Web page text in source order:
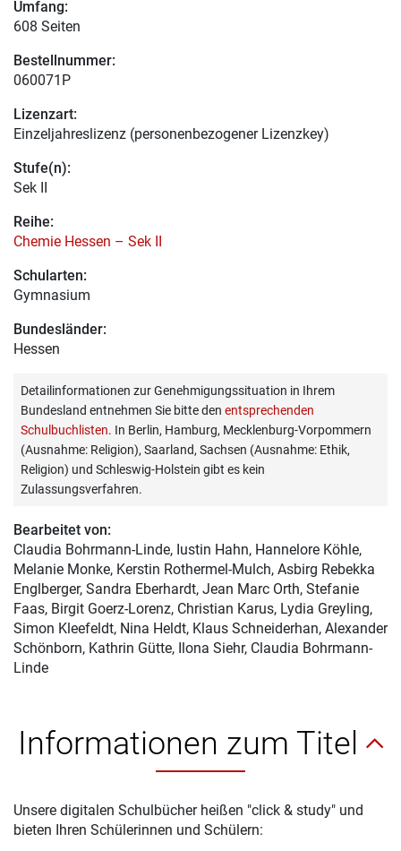
Umfang:
608 Seiten
Bestellnummer:
060071P
Lizenzart:
Einzeljahreslizenz (personenbezogener Lizenzkey)
Stufe(n):
Sek II
Reihe:
Chemie Hessen – Sek II
Schularten:
Gymnasium
Bundesländer:
Hessen
Detailinformationen zur Genehmigungssituation in Ihrem
Bundesland entnehmen Sie bitte den entsprechenden
Schulbuchlisten. In Berlin, Hamburg, Mecklenburg-Vorpommern
(Ausnahme: Religion), Saarland, Sachsen (Ausnahme: Ethik,
Religion) und Schleswig-Holstein gibt es kein
Zulassungsverfahren.
Bearbeitet von:
Claudia Bohrmann-Linde, Iustin Hahn, Hannelore Köhle,
Melanie Monke, Kerstin Rothermel-Mulch, Asbirg Rebekka
Englberger, Sandra Eberhardt, Jean Marc Orth, Stefanie
Faas, Birgit Goerz-Lorenz, Christian Karus, Lydia Greyling,
Simon Kleefeldt, Nina Heldt, Klaus Schneiderhan, Alexander
Schönborn, Kathrin Gütte, Ilona Siehr, Claudia Bohrmann-
Linde
Informationen zum Titel
Unsere digitalen Schulbücher heißen "click & study" und
bieten Ihren Schülerinnen und Schülern: